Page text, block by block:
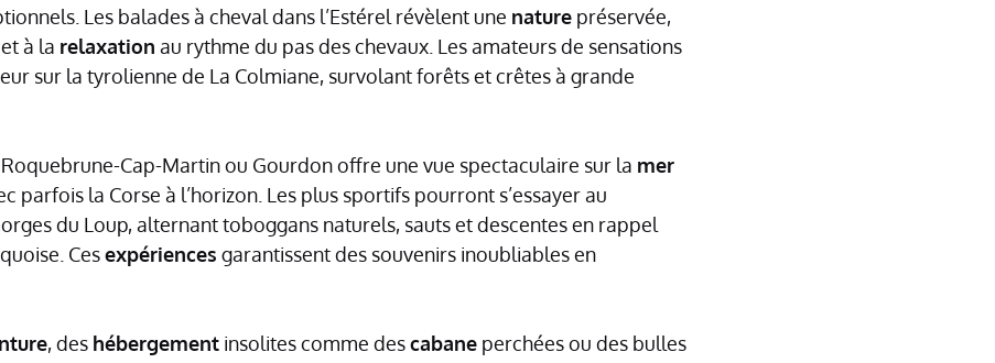
Les balades à cheval dans l’Estérel révèlent une nature préservée,
et à la relaxation au rythme du pas des chevaux. Les amateurs de sensations
sur la tyrolienne de La Colmiane, survolant forêts et crêtes à grande
Cap-Martin ou Gourdon offre une vue spectaculaire sur la mer
parfois la Corse à l’horizon. Les plus sportifs pourront s’essayer au
du Loup, alternant toboggans naturels, sauts et descentes en rappel
Cesexpériences garantissent des souvenirs inoubliables en
, des hébergement insolites comme descabane perchées ou des bulles